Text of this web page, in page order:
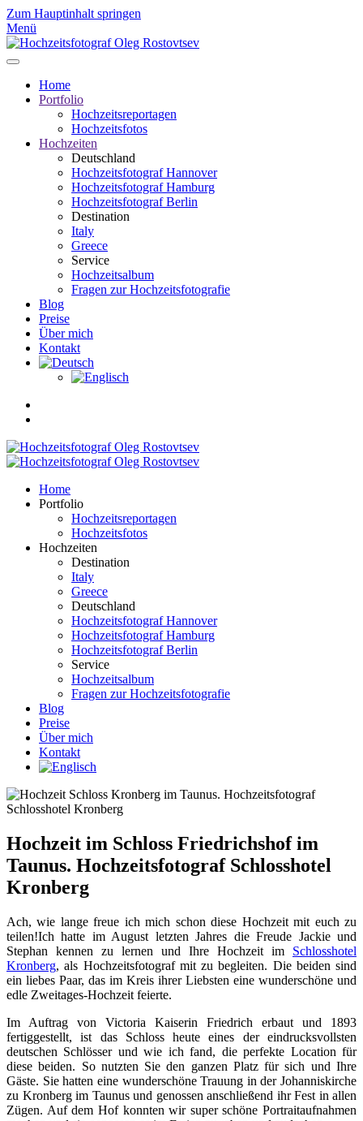
Zum Hauptinhalt springen
Menü
Home
Portfolio
Hochzeitsreportagen
Hochzeitsfotos
Hochzeiten
Deutschland
Hochzeitsfotograf Hannover
Hochzeitsfotograf Hamburg
Hochzeitsfotograf Berlin
Destination
Italy
Greece
Service
Hochzeitsalbum
Fragen zur Hochzeitsfotografie
Blog
Preise
Über mich
Kontakt
Home
Portfolio
Hochzeitsreportagen
Hochzeitsfotos
Hochzeiten
Destination
Italy
Greece
Deutschland
Hochzeitsfotograf Hannover
Hochzeitsfotograf Hamburg
Hochzeitsfotograf Berlin
Service
Hochzeitsalbum
Fragen zur Hochzeitsfotografie
Blog
Preise
Über mich
Kontakt
Hochzeit im Schloss Friedrichshof im
Taunus. Hochzeitsfotograf Schlosshotel
Kronberg
Ach, wie lange freue ich mich schon diese Hochzeit mit euch zu
teilen!Ich hatte im August letzten Jahres die Freude Jackie und
Stephan kennen zu lernen und Ihre Hochzeit im Schlosshotel
Kronberg, als Hochzeitsfotograf mit zu begleiten. Die beiden sind
ein liebes Paar, das im Kreis ihrer Liebsten eine wunderschöne und
edle Zweitages-Hochzeit feierte.
Im Auftrag von Victoria Kaiserin Friedrich erbaut und 1893
fertiggestellt, ist das Schloss heute eines der eindrucksvollsten
deutschen Schlösser und wie ich fand, die perfekte Location für
diese beiden. So nutzten Sie den ganzen Platz für sich und Ihre
Gäste. Sie hatten eine wunderschöne Trauung in der Johanniskirche
zu Kronberg im Taunus und genossen anschließend ihr Fest in allen
Zügen. Auf dem Hof konnten wir super schöne Portraitaufnahmen